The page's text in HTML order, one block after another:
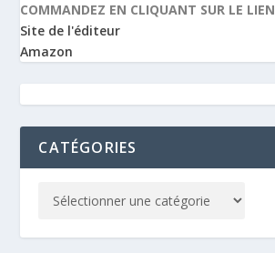
COMMANDEZ EN CLIQUANT SUR LE LIEN
Site de l'éditeur
Amazon
CATÉGORIES